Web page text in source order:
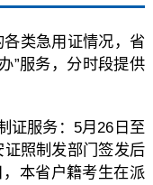
类急用证情况，省
”服务，分时段提供
证服务：5月26日至
照制发部门签发后
本省户籍考生在派